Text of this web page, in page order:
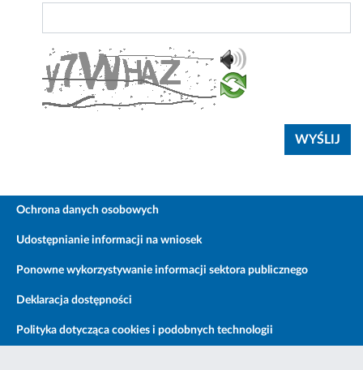
Ochrona danych osobowych
Udostępnianie informacji na wniosek
Ponowne wykorzystywanie informacji sektora publicznego
Deklaracja dostępności
Polityka dotycząca cookies i podobnych technologii